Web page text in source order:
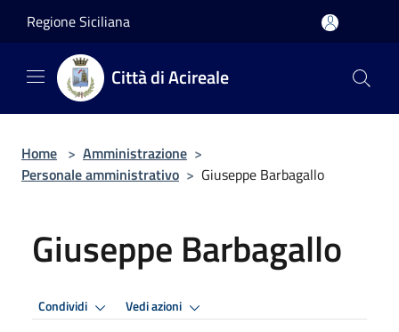
Regione Siciliana
Città di Acireale
Home > Amministrazione >
Personale amministrativo > Giuseppe Barbagallo
Giuseppe Barbagallo
Condividi Vedi azioni